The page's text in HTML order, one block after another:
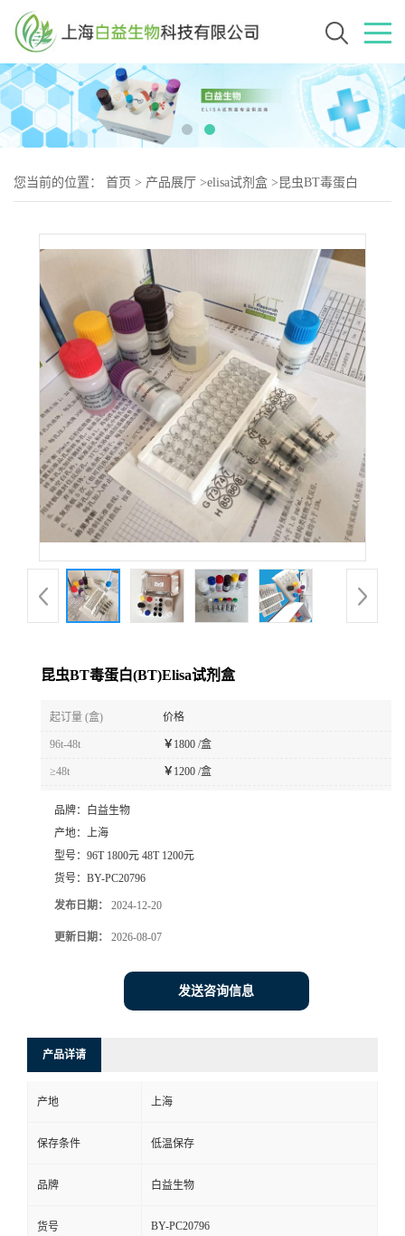
您当前的位置： 首页 > 产品展厅 >elisa试剂盒 > 昆虫BT毒蛋白
昆虫BT毒蛋白(BT)Elisa试剂盒
起订量 (盒) 价格
96t-48t ￥ 1800 /盒
≥48t ￥ 1200 /盒
品牌：
白益生物
产地： 上海
型号： 96T 1800元 48T 1200元
货号： BY-PC20796
发布日期： 2024-12-20
更新日期： 2026-08-07
发送咨询信息
产品详请
产地 上海
保存条件 低温保存
品牌 白益生物
货号 BY-PC20796